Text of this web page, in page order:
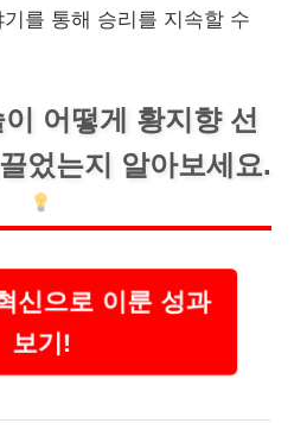
를 통해 승리를 지속할 수
어떻게 황지향 선
었는지 알아보세요.
신으로 이룬 성과
보기!